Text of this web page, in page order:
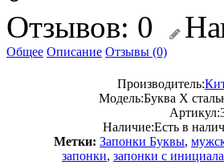
Отзывов: 0
Общее Описание Отзывы (0)
Производитель:
Модель:Буква Х
Артикул:
Наличие:Есть в
Метки: Запонки Буквы,
запонки, запонки с